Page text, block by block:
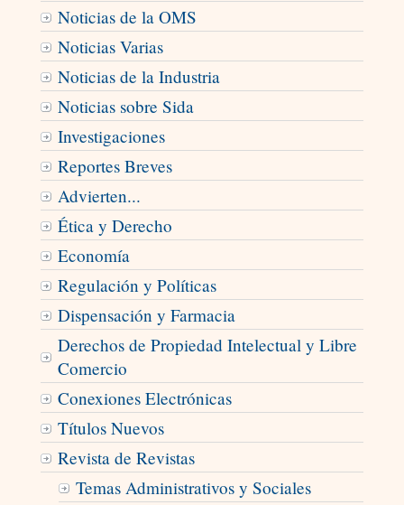
Noticias de la OMS
Noticias Varias
Noticias de la Industria
Noticias sobre Sida
Investigaciones
Reportes Breves
Advierten...
Ética y Derecho
Economía
Regulación y Políticas
Dispensación y Farmacia
Derechos de Propiedad Intelectual y Libre
Comercio
Conexiones Electrónicas
Títulos Nuevos
Revista de Revistas
Temas Administrativos y Sociales